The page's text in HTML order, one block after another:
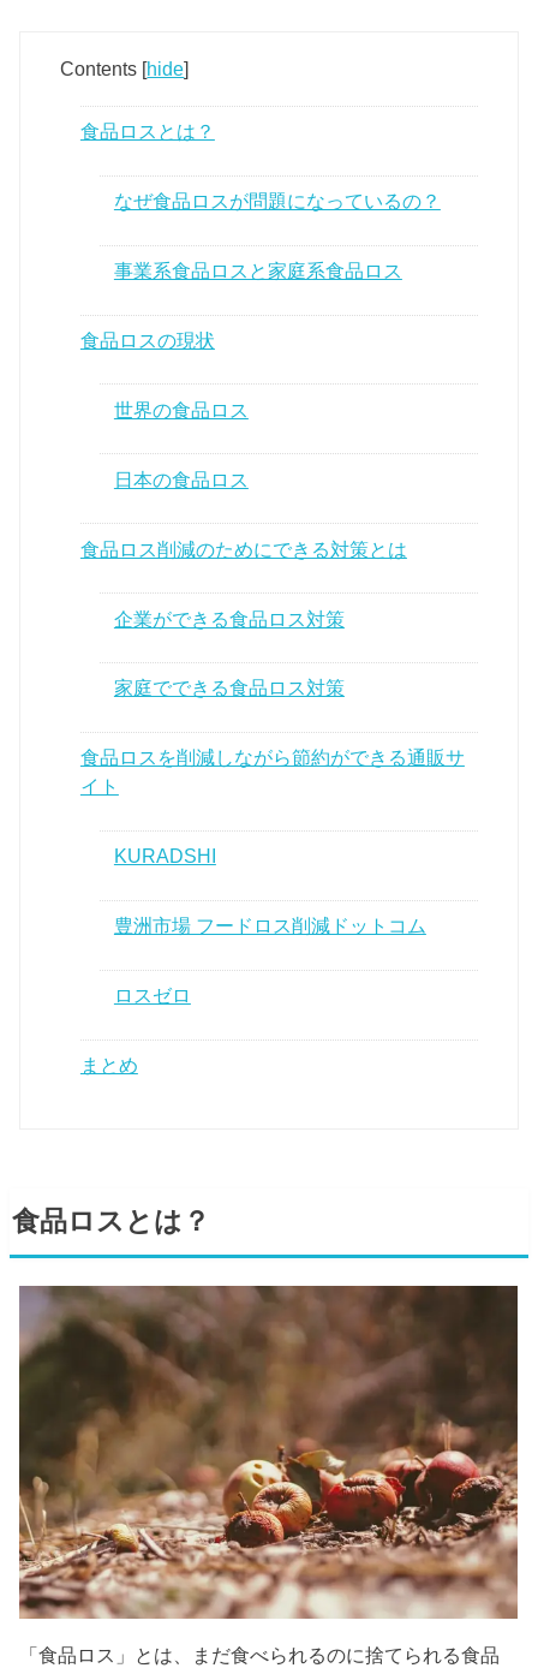
Contents [hide]
食品ロスとは？
なぜ食品ロスが問題になっているの？
事業系食品ロスと家庭系食品ロス
食品ロスの現状
世界の食品ロス
日本の食品ロス
食品ロス削減のためにできる対策とは
企業ができる食品ロス対策
家庭でできる食品ロス対策
食品ロスを削減しながら節約ができる通販サ
イト
KURADSHI
豊洲市場 フードロス削減ドットコム
ロスゼロ
まとめ
食品ロスとは？
「食品ロス」とは、まだ食べられるのに捨てられる食品